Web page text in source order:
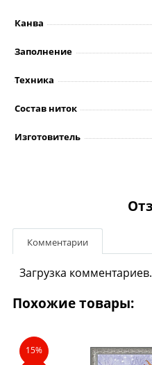
Канва
Заполнение
Техника
Состав ниток
Изготовитель
Комментарии
Загрузка
Похожие товары:
15%